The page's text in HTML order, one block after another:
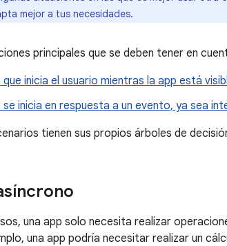
mejor a tus necesidades.
principales que se deben tener en
inicia el usuario mientras la app está
inicia en respuesta a un evento, ya sea
tienen sus propios árboles de
una app solo necesita realizar
una app podría necesitar realizar un